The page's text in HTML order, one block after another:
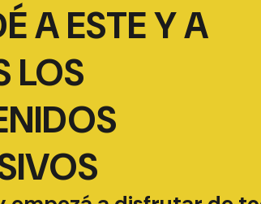
A ESTE Y A
LOS